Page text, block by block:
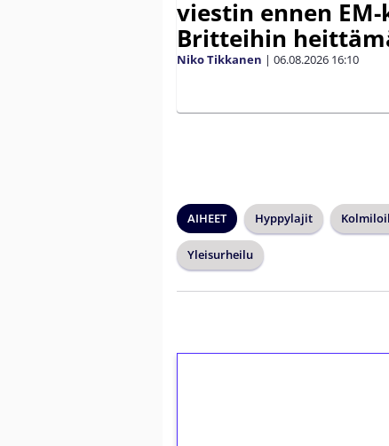
viestin ennen
Britteihin
Niko Tikkanen | 06.08.2026 16:10
AIHEET Hyppylajit
Yleisurheilu